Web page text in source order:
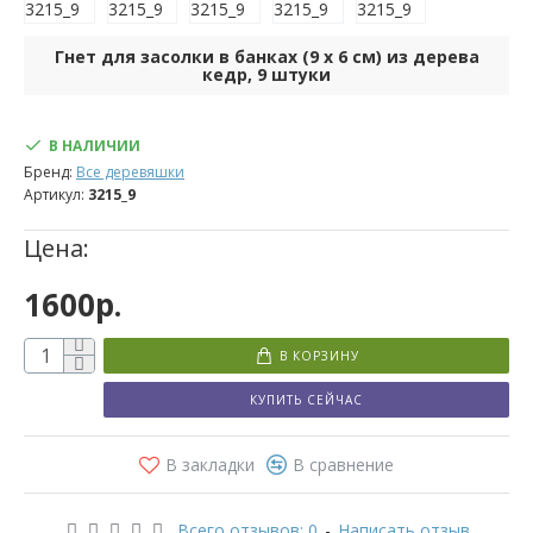
Гнет для засолки в банках (9 х 6 см) из дерева
кедр, 9 штуки
Цена:
1600р.
В НАЛИЧИИ
Бренд: Все деревяшки
Артикул: 3215_9
В КОРЗИНУ
КУПИТЬ СЕЙЧАС
В закладки В сравнение